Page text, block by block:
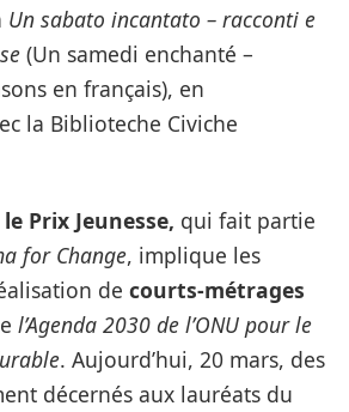
Un sabato incantato – racconti e
(Un samedi enchanté –
en français), en
la Biblioteche Civiche
Prix Jeunesse, qui fait partie
for Change, implique les
de courts-métrages
l’Agenda 2030 de l’ONU pour le
. Aujourd’hui, 20 mars, des
décernés aux lauréats du